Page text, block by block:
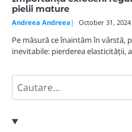
pielii mature
Andreea Andreea October 31, 2024
Pe măsură ce înaintăm în vârstă,
inevitabile: pierderea elasticității,
Search